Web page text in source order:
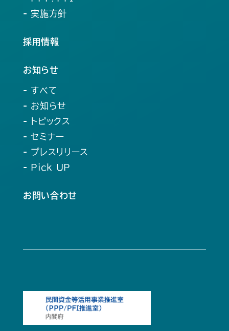
- 実施方針
採用情報
お知らせ
- すべて
- お知らせ
- トピックス
- セミナー
- プレスリリース
- Pick UP
お問い合わせ